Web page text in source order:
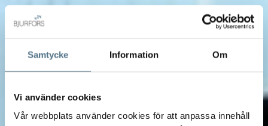
Samtycke Information Om
Vi använder cookies
Vår webbplats använder cookies för att anpassa innehåll